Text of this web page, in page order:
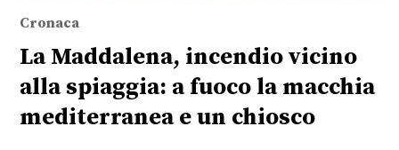
Cronaca
La Maddalena, incendio vicino
alla spiaggia: a fuoco la macchia
mediterranea e un chiosco